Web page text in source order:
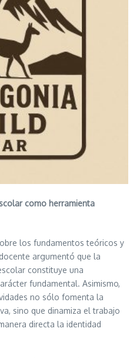
como herramienta
los fundamentos teóricos y
argumentó que la
constituye una
fundamental. Asimismo,
no sólo fomenta la
sino que dinamiza el trabajo
directa la identidad